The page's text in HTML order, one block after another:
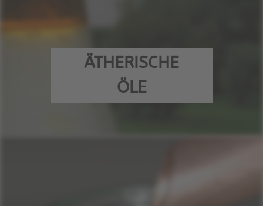
ÄTHERISCHE
ÖLE